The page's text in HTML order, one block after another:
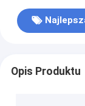
Opis Produktu